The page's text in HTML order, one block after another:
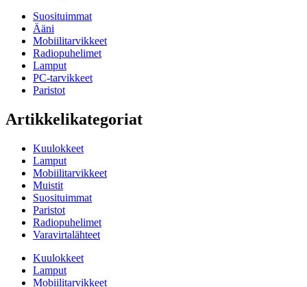
Suosituimmat
Ääni
Mobiilitarvikkeet
Radiopuhelimet
Lamput
PC-tarvikkeet
Paristot
Artikkelikategoriat
Kuulokkeet
Lamput
Mobiilitarvikkeet
Muistit
Suosituimmat
Paristot
Radiopuhelimet
Varavirtalähteet
Kuulokkeet
Lamput
Mobiilitarvikkeet